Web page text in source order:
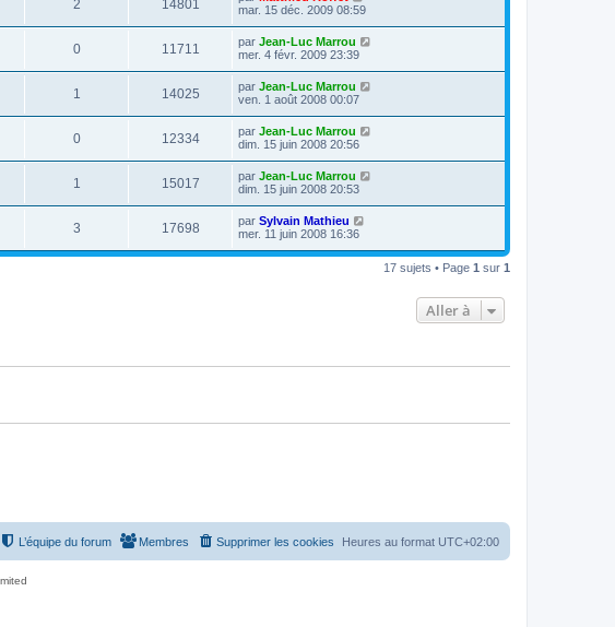
2 14801
mar. 15 déc. 2009 08:59
0 11711 par Jean-Luc Marrou
mer. 4 févr. 2009 23:39
1 14025 par Jean-Luc Marrou
ven. 1 août 2008 00:07
0 12334 par Jean-Luc Marrou
dim. 15 juin 2008 20:56
1 15017 par Jean-Luc Marrou
dim. 15 juin 2008 20:53
3 17698 par Sylvain Mathieu
mer. 11 juin 2008 16:36
17 sujets • Page 1 sur 1
Aller à
Heures au format UTC+02:00
Supprimer les cookies
Membres
L’équipe du forum